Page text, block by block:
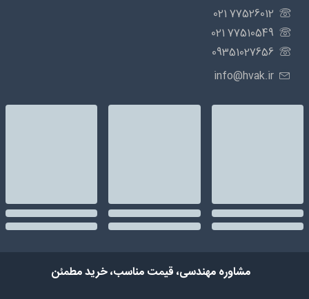
77526012 021
77510549 021
09351027656
info@hvak.ir
مشاوره مهندسی، قیمت مناسب، خرید مطمئن